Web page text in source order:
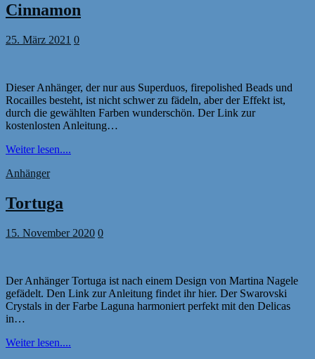
Cinnamon
25. März 2021 0
Dieser Anhänger, der nur aus Superduos, firepolished Beads und
Rocailles besteht, ist nicht schwer zu fädeln, aber der Effekt ist,
durch die gewählten Farben wunderschön. Der Link zur
kostenlosten Anleitung…
Weiter lesen....
Anhänger
Tortuga
15. November 2020 0
Der Anhänger Tortuga ist nach einem Design von Martina Nagele
gefädelt. Den Link zur Anleitung findet ihr hier. Der Swarovski
Crystals in der Farbe Laguna harmoniert perfekt mit den Delicas
in…
Weiter lesen....